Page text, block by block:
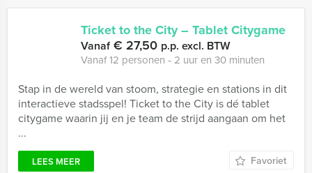
Ticket to the City – Tablet Citygame
Vanaf€ 27,50 p.p. excl. BTW
Vanaf 12 personen ‐ 2 uur en 30 minuten
Stap in de wereld van stoom, strategie en stations in dit
interactieve stadsspel! Ticket to the City is dé tablet
citygame waarin jij en je team de strijd aangaan om het
...
LEES MEER Favoriet